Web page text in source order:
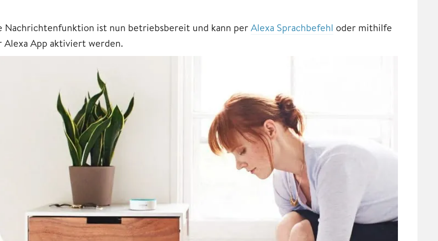
Nachrichtenfunktion ist nun betriebsbereit und kann perAlexa Sprachbefehl oder mithilfe
Alexa App aktiviert werden.